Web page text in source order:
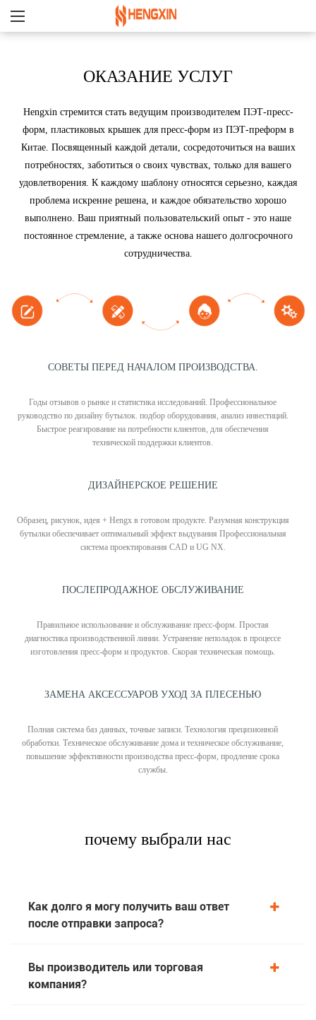
ОКАЗАНИЕ УСЛУГ
Hengxin стремится стать ведущим производителем ПЭТ-пресс-
форм, пластиковых крышек для пресс-форм из ПЭТ-преформ в
Китае. Посвященный каждой детали, сосредоточиться на ваших
потребностях, заботиться о своих чувствах, только для вашего
удовлетворения. К каждому шаблону относятся серьезно, каждая
проблема искренне решена, и каждое обязательство хорошо
выполнено. Ваш приятный пользовательский опыт - это наше
постоянное стремление, а также основа нашего долгосрочного
сотрудничества.
СОВЕТЫ ПЕРЕД НАЧАЛОМ ПРОИЗВОДСТВА.
Годы отзывов о рынке и статистика исследований. Профессиональное
руководство по дизайну бутылок. подбор оборудования, анализ инвестиций.
Быстрое реагирование на потребности клиентов, для обеспечения
технической поддержки клиентов.
ДИЗАЙНЕРСКОЕ РЕШЕНИЕ
Образец, рисунок, идея + Hengx в готовом продукте. Разумная конструкция
бутылки обеспечивает оптимальный эффект выдувания Профессиональная
система проектирования CAD и UG NX.
ПОСЛЕПРОДАЖНОЕ ОБСЛУЖИВАНИЕ
Правильное использование и обслуживание пресс-форм. Простая
диагностика производственной линии. Устранение неполадок в процессе
изготовления пресс-форм и продуктов. Скорая техническая помощь.
ЗАМЕНА АКСЕССУАРОВ УХОД ЗА ПЛЕСЕНЬЮ
Полная система баз данных, точные записи. Технология прецизионной
обработки. Техническое обслуживание дома и техническое обслуживание,
повышение эффективности производства пресс-форм, продление срока
службы.
почему выбрали нас
Как долго я могу получить ваш ответ
после отправки запроса?
Вы производитель или торговая
компания?